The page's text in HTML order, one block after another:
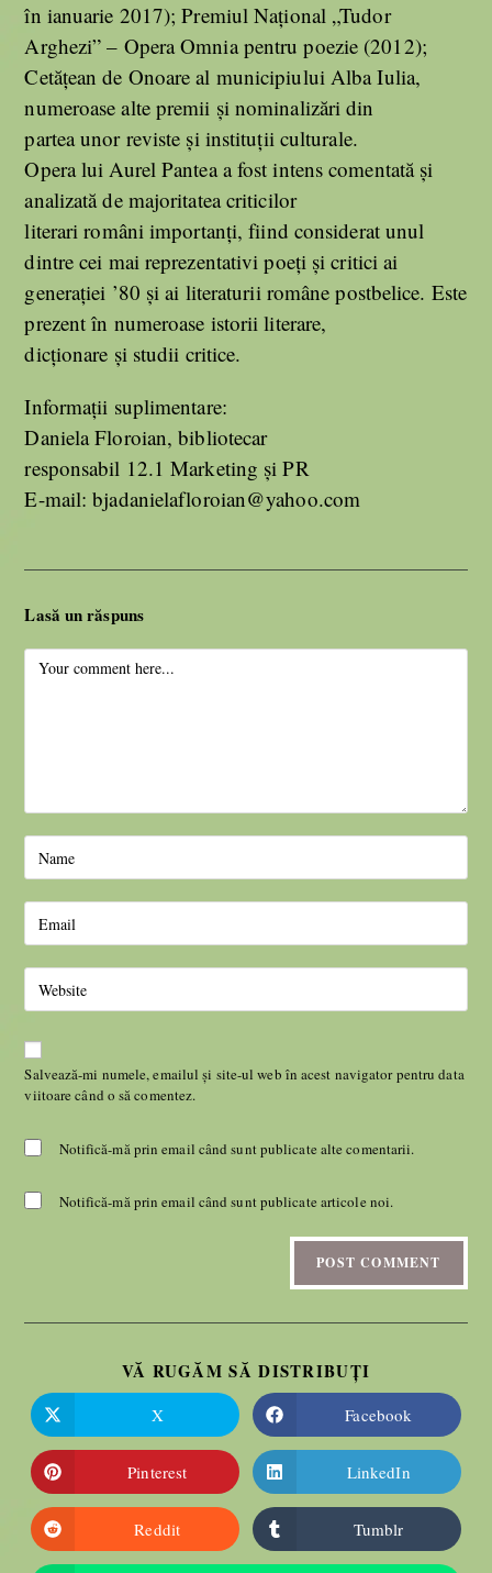
în ianuarie 2017); Premiul Național „Tudor
Arghezi” – Opera Omnia pentru poezie (2012);
Cetățean de Onoare al municipiului Alba Iulia,
numeroase alte premii și nominalizări din
partea unor reviste și instituții culturale.
Opera lui Aurel Pantea a fost intens comentată și
analizată de majoritatea criticilor
literari români importanți, fiind considerat unul
dintre cei mai reprezentativi poeți și critici ai
generației ’80 și ai literaturii române postbelice. Este
prezent în numeroase istorii literare,
dicționare și studii critice.
Informații suplimentare:
Daniela Floroian, bibliotecar
responsabil 12.1 Marketing și PR
E-mail: bjadanielafloroian@yahoo.com
Lasă un răspuns
Salvează-mi numele, emailul și site-ul web în acest navigator pentru data
viitoare când o să comentez.
Notifică-mă prin email când sunt publicate alte comentarii.
Notifică-mă prin email când sunt publicate articole noi.
VĂ RUGĂM SĂ DISTRIBUȚI
X Facebook
Pinterest LinkedIn
Reddit Tumblr